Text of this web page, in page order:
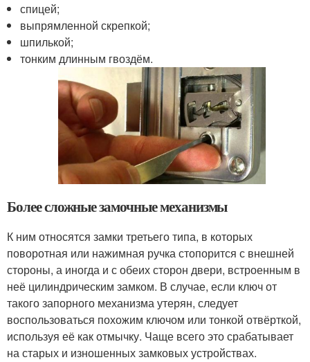
спицей;
выпрямленной скрепкой;
шпилькой;
тонким длинным гвоздём.
Более сложные замочные механизмы
К ним относятся замки третьего типа, в которых
поворотная или нажимная ручка стопорится с внешней
стороны, а иногда и с обеих сторон двери, встроенным в
неё цилиндрическим замком. В случае, если ключ от
такого запорного механизма утерян, следует
воспользоваться похожим ключом или тонкой отвёрткой,
используя её как отмычку. Чаще всего это срабатывает
на старых и изношенных замковых устройствах.